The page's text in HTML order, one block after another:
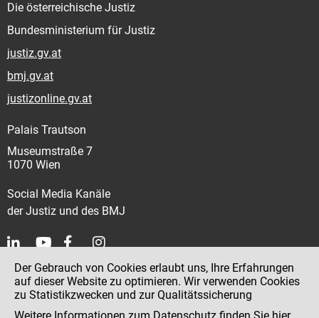
Die österreichische Justiz
Bundesministerium für Justiz
justiz.gv.at
bmj.gv.at
justizonline.gv.at
Palais Trautson
Museumstraße 7
1070 Wien
Social Media Kanäle
der Justiz und des BMJ
Kontakt
Impressum
Der Gebrauch von Cookies erlaubt uns, Ihre Erfahrungen
auf dieser Website zu optimieren. Wir verwenden Cookies
zu Statistikzwecken und zur Qualitätssicherung